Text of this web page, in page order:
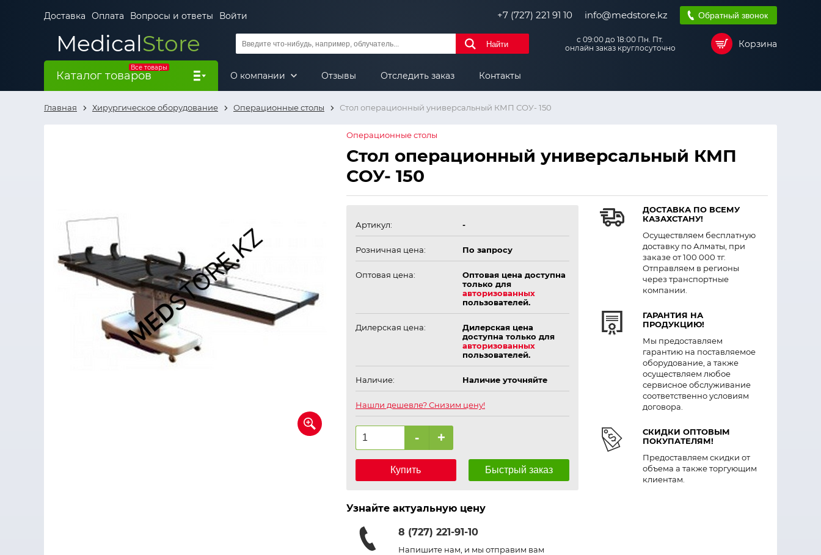
Доставка Оплата Вопросы и ответы Войти +7 (727) 221 91 10 info@medstore.kz Обратный звонок
MedicalStore Найти
с 09:00 до 18:00 Пн. Пт.
онлайн заказ круглосуточно
Корзина
Все товары
Каталог товаров О компании Отзывы Отследить заказ Контакты
Главная Хирургическое оборудование Операционные столы Стол операционный универсальный КМП СОУ- 150
Операционные столы
Стол операционный универсальный КМП
СОУ- 150
Артикул: -
Розничная цена: По запросу
Оптовая цена:
Оптовая цена доступна
только для
авторизованных
пользователей.
Дилерская цена:
Дилерская цена
доступна только для
авторизованных
пользователей.
Наличие: Наличие уточняйте
Нашли дешевле? Снизим цену!
- +
Купить Быстрый заказ
Узнайте актуальную цену
8 (727) 221-91-10
Напишите нам, и мы отправим вам
ДОСТАВКА ПО ВСЕМУ
КАЗАХСТАНУ!
Осуществляем бесплатную
доставку по Алматы, при
заказе от 100 000 тг.
Отправляем в регионы
через транспортные
компании.
ГАРАНТИЯ НА
ПРОДУКЦИЮ!
Мы предоставляем
гарантию на поставляемое
оборудование, а также
осуществляем любое
сервисное обслуживание
соответственно условиям
договора.
СКИДКИ ОПТОВЫМ
ПОКУПАТЕЛЯМ!
Предоставляем скидки от
объема а также торгующим
клиентам.